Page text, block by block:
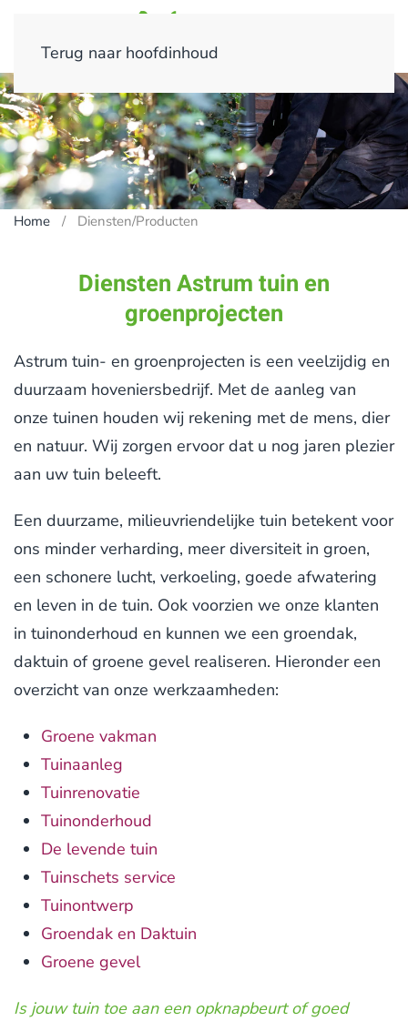
Terug naar hoofdinhoud
Home Diensten/Producten
Diensten Astrum tuin en
groenprojecten
Astrum tuin- en groenprojecten is een veelzijdig en
duurzaam hoveniersbedrijf. Met de aanleg van
onze tuinen houden wij rekening met de mens, dier
en natuur. Wij zorgen ervoor dat u nog jaren plezier
aan uw tuin beleeft.
Een duurzame, milieuvriendelijke tuin betekent voor
ons minder verharding, meer diversiteit in groen,
een schonere lucht, verkoeling, goede afwatering
en leven in de tuin. Ook voorzien we onze klanten
in tuinonderhoud en kunnen we een groendak,
daktuin of groene gevel realiseren. Hieronder een
overzicht van onze werkzaamheden:
Groene vakman
Tuinaanleg
Tuinrenovatie
Tuinonderhoud
De levende tuin
Tuinschets service
Tuinontwerp
Groendak en Daktuin
Groene gevel
Is jouw tuin toe aan een opknapbeurt of goed